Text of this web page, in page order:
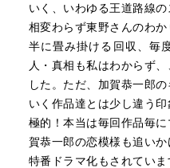
それに、どうしても本作の
加賀恭一郎シリーズってこ
浅岡未緒って、この後の作
私の中で新たなシリーズの
この解き明かすためにも
みようと思う。
いく、いわゆる王道路線の
相変わらず東野さんのわ
半に畳み掛ける回収、毎
人・真相も私はわからず
した。ただ、加賀恭一郎
いく作品達とは少し違う
極的！本当は毎回作品毎
賀恭一郎の恋模様も追いか
特番ドラマ化もされてい